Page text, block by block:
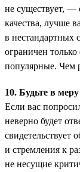
не существует,
качества, лучше
в нестандартных
ограничен
популярные. Чем
10. Будьте в
Если вас
неверно будет
свидетельствует
и стремления к
не несущие